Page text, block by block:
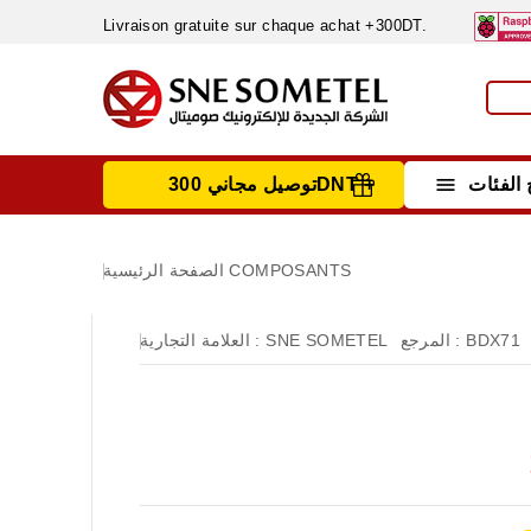
Livraison gratuite sur chaque achat +300DT.
 توصيل مجاني 300DNT +
الصفحة الرئيسية COMPOSANTS
العلامة التجارية : SNE SOMETEL المرجع : BDX71